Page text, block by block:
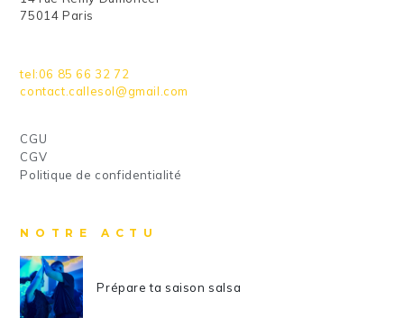
75014 Paris
tel:06 85 66 32 72
contact.callesol@gmail.com
CGU
CGV
Politique de confidentialité
NOTRE ACTU
Prépare ta saison salsa